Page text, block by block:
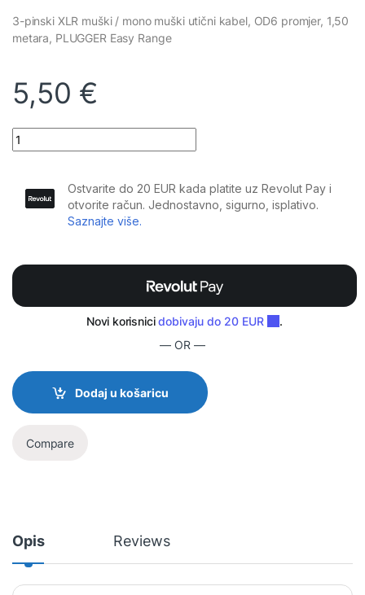
3-pinski XLR muški / mono muški utični kabel, OD6 promjer, 1,50
metara, PLUGGER Easy Range
5,50 €
Plugger - Kabel XLR M 3b - Jack M mono 1,50m Easy quantity
— OR —
Dodaj u košaricu
Compare
Opis Reviews